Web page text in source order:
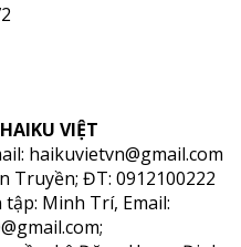
VIỆT
haikuvietvn@gmail.com
Truyền; ĐT: 0912100222
Minh Trí, Email: